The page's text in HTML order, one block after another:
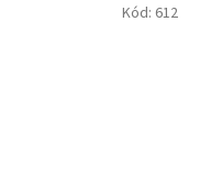
Kód: 612